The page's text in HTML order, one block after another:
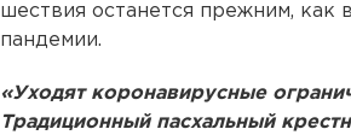
шествия останется прежним, как
пандемии.
«Уходят коронавирусные
Традиционный пасхальный